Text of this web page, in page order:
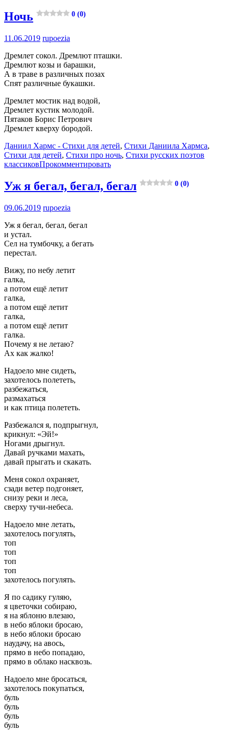
Ночь 0 (0)
11.06.2019 rupoezia
Дремлет сокол. Дремлют пташки.
Дремлют козы и барашки,
А в траве в различных позах
Спят различные букашки.
Дремлет мостик над водой,
Дремлет кустик молодой.
Пятаков Борис Петрович
Дремлет кверху бородой.
Даниил Хармс - Стихи для детей, Стихи Даниила Хармса,
Стихи для детей, Стихи про ночь, Стихи русских поэтов
классиковПрокомментировать
Уж я бегал, бегал, бегал 0 (0)
09.06.2019 rupoezia
Уж я бегал, бегал, бегал
и устал.
Сел на тумбочку, а бегать
перестал.
Вижу, по небу летит
галка,
а потом ещё летит
галка,
а потом ещё летит
галка,
а потом ещё летит
галка.
Почему я не летаю?
Ах как жалко!
Надоело мне сидеть,
захотелось полететь,
разбежаться,
размахаться
и как птица полететь.
Разбежался я, подпрыгнул,
крикнул: «Эй!»
Ногами дрыгнул.
Давай ручками махать,
давай прыгать и скакать.
Меня сокол охраняет,
сзади ветер подгоняет,
снизу реки и леса,
сверху тучи-небеса.
Надоело мне летать,
захотелось погулять,
топ
топ
топ
топ
захотелось погулять.
Я по садику гуляю,
я цветочки собираю,
я на яблоню влезаю,
в небо яблоки бросаю,
в небо яблоки бросаю
наудачу, на авось,
прямо в небо попадаю,
прямо в облако насквозь.
Надоело мне бросаться,
захотелось покупаться,
буль
буль
буль
буль